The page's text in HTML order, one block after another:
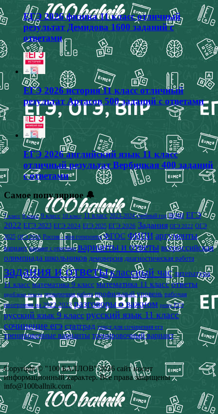
ЕГЭ 2026 физика 11 класс отличный
результат Демидова 1600 заданий с
ответами
ЕГЭ 2026 история 11 класс отличный
результат Артасов 500 заданий с ответами
ЕГЭ 2026 английский язык 11 класс
отличный результат Вербицкая 400 заданий
с ответами
Самое популярное 🔔
7 класс 8 класс 9 класс 10 класс 11 класс 2023-2024 учебный год ВОШ ЕГЭ
2022 ЕГЭ 2023 ЕГЭ 2024 ЕГЭ 2025 ЕГЭ 2026 Задания ОГЭ 2022 ОГЭ
2025 ОГЭ 2026 Россия - мои горизонты ФГОС ФИПИ аргументы
вариант вариант с ответами варианты и ответы всероссийская
олимпиада школьников демоверсия диагностическая работа
задания и ответыклассный час литература
11 класс математика 9 класс математика 11 класс ответы
проблема текста проверочная работа профильный уровень рабочая
программа на 2022-2023 разговоры о важном решу ЕГЭ
русский язык 9 класс русский язык 11 класс
сочинение егэ статград текст для сочинения егэ
тренировочные варианты тренировочный вариант
Copyright © "100 БАЛЛОВ" 2026 сайт носит
информационный характер. Все права защищены
info@100ballnik.com